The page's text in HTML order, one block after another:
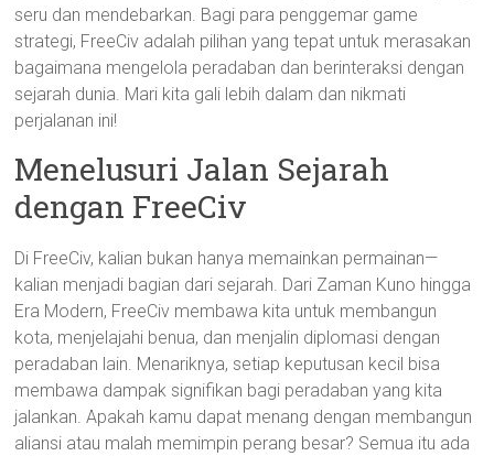
seru dan mendebarkan. Bagi para penggemar game
strategi, FreeCiv adalah pilihan yang tepat untuk merasakan
bagaimana mengelola peradaban dan berinteraksi dengan
sejarah dunia. Mari kita gali lebih dalam dan nikmati
perjalanan ini!
Menelusuri Jalan Sejarah
dengan FreeCiv
Di FreeCiv, kalian bukan hanya memainkan permainan—
kalian menjadi bagian dari sejarah. Dari Zaman Kuno hingga
Era Modern, FreeCiv membawa kita untuk membangun
kota, menjelajahi benua, dan menjalin diplomasi dengan
peradaban lain. Menariknya, setiap keputusan kecil bisa
membawa dampak signifikan bagi peradaban yang kita
jalankan. Apakah kamu dapat menang dengan membangun
aliansi atau malah memimpin perang besar? Semua itu ada